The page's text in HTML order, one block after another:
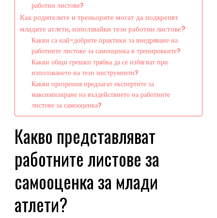
работни листове?
Как родителите и треньорите могат да подкрепят
младите атлети, използвайки тези работни листове?
Какви са най-добрите практики за внедряване на
работните листове за самооценка в тренировките?
Какви общи грешки трябва да се избягват при
използването на тези инструменти?
Какви прозрения предлагат експертите за
максимизиране на въздействието на работните
листове за самооценка?
Какво представляват
работните листове за
самооценка за млади
атлети?